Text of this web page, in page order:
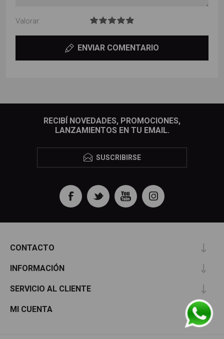
Valorar:
ENVIAR COMENTARIO
RECIBÍ NOVEDADES, PROMOCIONES,
LANZAMIENTOS EN TU EMAIL.
SUSCRIBIRSE
CONTACTO
INFORMACIÓN
SERVICIO AL CLIENTE
MI CUENTA